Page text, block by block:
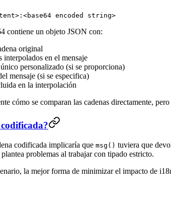
contiene un objeto JSON con:
original
interpolados en el mensaje
personalizado (si se proporciona)
mensaje (si se especifica)
en la interpolación
cómo se comparan las cadenas directamente,
codificada implicaría que msg() tuviera que
problemas al trabajar con tipado estricto.
la mejor forma de minimizar el impacto de